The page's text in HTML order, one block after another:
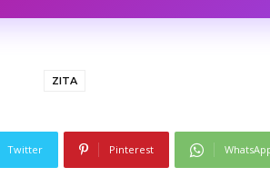
ZITA
Twitter Pinterest